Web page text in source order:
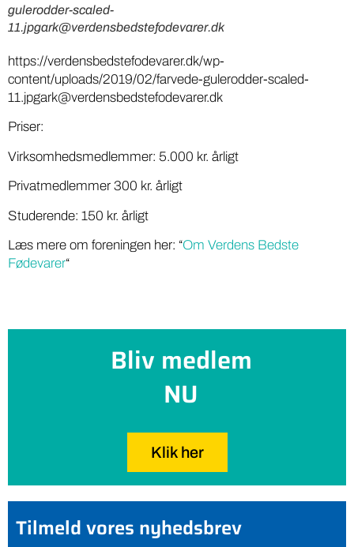
gulerodder-scaled-
11.jpgark@verdensbedstefodevarer.dk
https://verdensbedstefodevarer.dk/wp-
content/uploads/2019/02/farvede-gulerodder-scaled-
11.jpgark@verdensbedstefodevarer.dk
Priser:
Virksomhedsmedlemmer: 5.000 kr. årligt
Privatmedlemmer 300 kr. årligt
Studerende: 150 kr. årligt
Læs mere om foreningen her: “Om Verdens Bedste
Fødevarer“
Bliv medlem
NU
Klik her
Tilmeld vores nyhedsbrev